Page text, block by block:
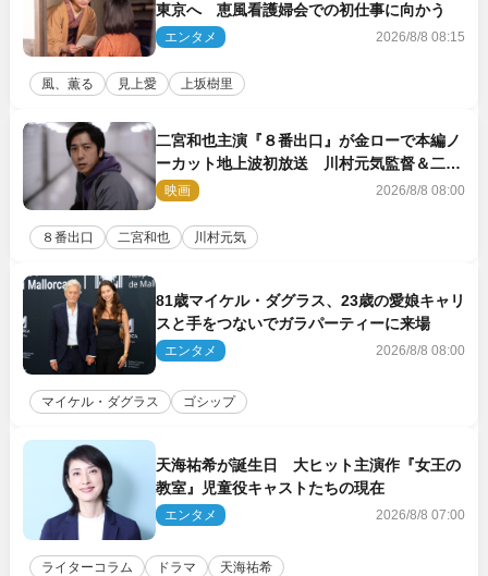
東京へ 恵風看護婦会での初仕事に向かう
エンタメ 2026/8/8 08:15
風、薫る 見上愛 上坂樹里
二宮和也主演『８番出口』が金ローで本編ノ
ーカット地上波初放送 川村元気監督＆二宮
コメント到着
映画 2026/8/8 08:00
８番出口 二宮和也 川村元気
81歳マイケル・ダグラス、23歳の愛娘キャリ
スと手をつないでガラパーティーに来場
エンタメ 2026/8/8 08:00
マイケル・ダグラス ゴシップ
天海祐希が誕生日 大ヒット主演作『女王の
教室』児童役キャストたちの現在
エンタメ 2026/8/8 07:00
ライターコラム ドラマ 天海祐希